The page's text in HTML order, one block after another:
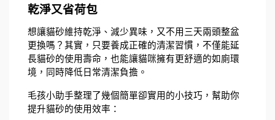
乾淨又省荷包
想讓貓砂維持乾淨、減少異味，又不用三天兩頭整盆
更換嗎？其實，只要養成正確的清潔習慣，不僅能延
長貓砂的使用壽命，也能讓貓咪擁有更舒適的如廁環
境，同時降低日常清潔負擔。
毛孩小助手整理了幾個簡單卻實用的小技巧，幫助你
提升貓砂的使用效率：